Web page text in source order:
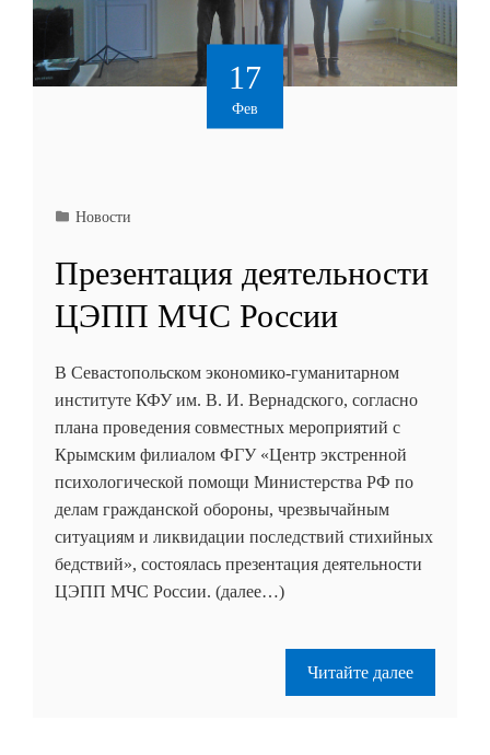
17
Фев
Новости
Презентация деятельности
ЦЭПП МЧС России
В Севастопольском экономико-гуманитарном
институте КФУ им. В. И. Вернадского, согласно
плана проведения совместных мероприятий с
Крымским филиалом ФГУ «Центр экстренной
психологической помощи Министерства РФ по
делам гражданской обороны, чрезвычайным
ситуациям и ликвидации последствий стихийных
бедствий», состоялась презентация деятельности
ЦЭПП МЧС России. (далее…)
Читайте далее